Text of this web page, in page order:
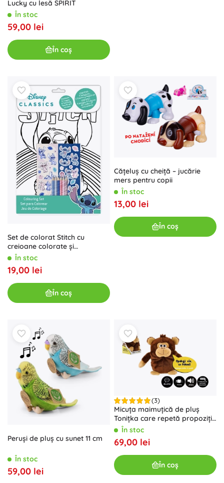
Lucky cu lesă SPIRIT
În stoc
59,00 lei
În coș
Set de colorat Stitch cu
creioane colorate și
autocolante
În stoc
19,00 lei
În coș
Cățeluș cu cheiță – jucărie
mers pentru copii
În stoc
13,00 lei
În coș
Peruși de pluș cu sunet 11 cm
În stoc
59,00 lei
(3)
Micuța maimuțică de pluș
Tonițka care repetă propoziții,
18 cm, cu sunet
În stoc
69,00 lei
În coș